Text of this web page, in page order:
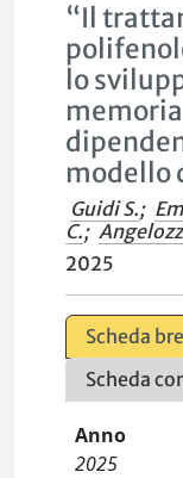
“Il
lo
modello
Guidi S.;
C.;
2025
Scheda
Scheda
Anno
2025